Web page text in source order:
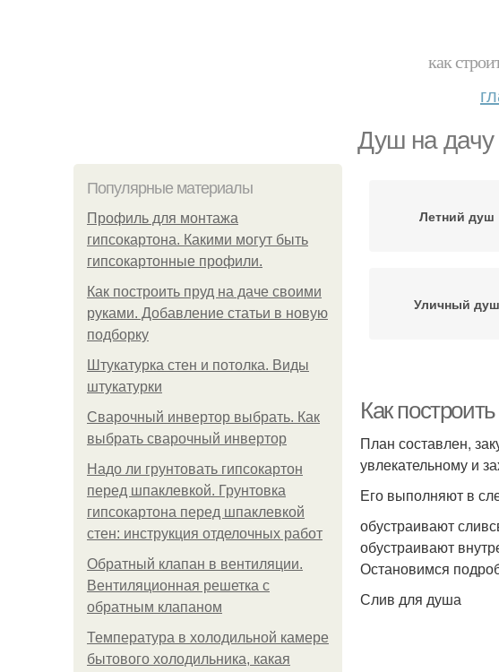
как
Душ на дачу
Популярные материалы
Профиль для монтажа
гипсокартона. Какими могут быть
гипсокартонные профили.
Как построить пруд на даче своими
руками. Добавление статьи в новую
подборку
Штукатурка стен и потолка. Виды
штукатурки
Сварочный инвертор выбрать. Как
выбрать сварочный инвертор
Надо ли грунтовать гипсокартон
перед шпаклевкой. Грунтовка
гипсокартона перед шпаклевкой
стен: инструкция отделочных работ
Обратный клапан в вентиляции.
Вентиляционная решетка с
обратным клапаном
Температура в холодильной камере
бытового холодильника, какая
Летний душ
Уличный душ
Машины-
даче
Материалы для
душа
Как
План составлен,
увлекательному и
Его выполняют в
обустраивают
обустраивают
Остановимся
Слив для душа